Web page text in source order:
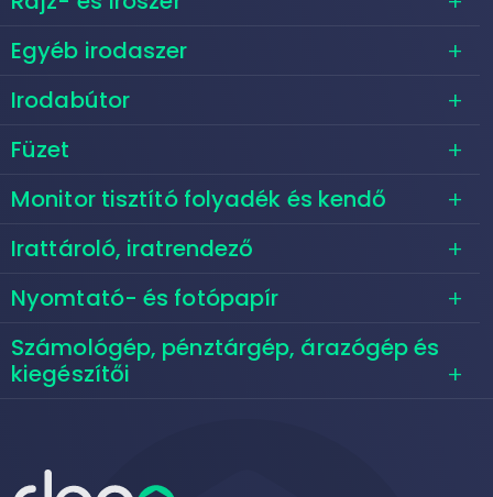
Egyéb irodaszer
Irodabútor
Füzet
Monitor tisztító folyadék és kendő
Irattároló, iratrendező
Nyomtató- és fotópapír
Számológép, pénztárgép, árazógép és
kiegészítői